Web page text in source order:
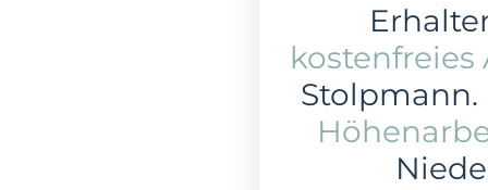
kostenfreies